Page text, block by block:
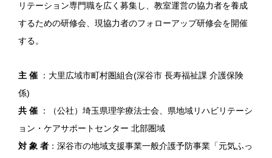
リテーション専門職を広く募集し、教室運営の協力者を養成
するための研修会、現協力者のフォローアップ研修会を開催
する。
主 催 ：大里広域市町村圏組合(深谷市 長寿福祉課 介護保険
係)
共 催 ：（公社）埼玉県理学療法士会、県地域リハビリテーシ
ョン・ケアサポートセンター 北部圏域
対 象 者 ：深谷市の地域支援事業一般介護予防事業「元気ふっ